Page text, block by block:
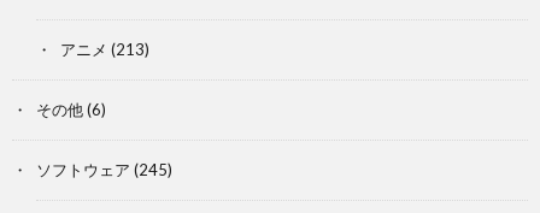
アニメ (213)
その他(6)
ソフトウェア (245)